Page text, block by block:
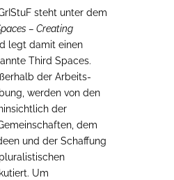
steht unter dem
– Creating
legt damit einen
Third Spaces.
der Arbeits-
werden von den
der
dem
und der Schaffung
Um